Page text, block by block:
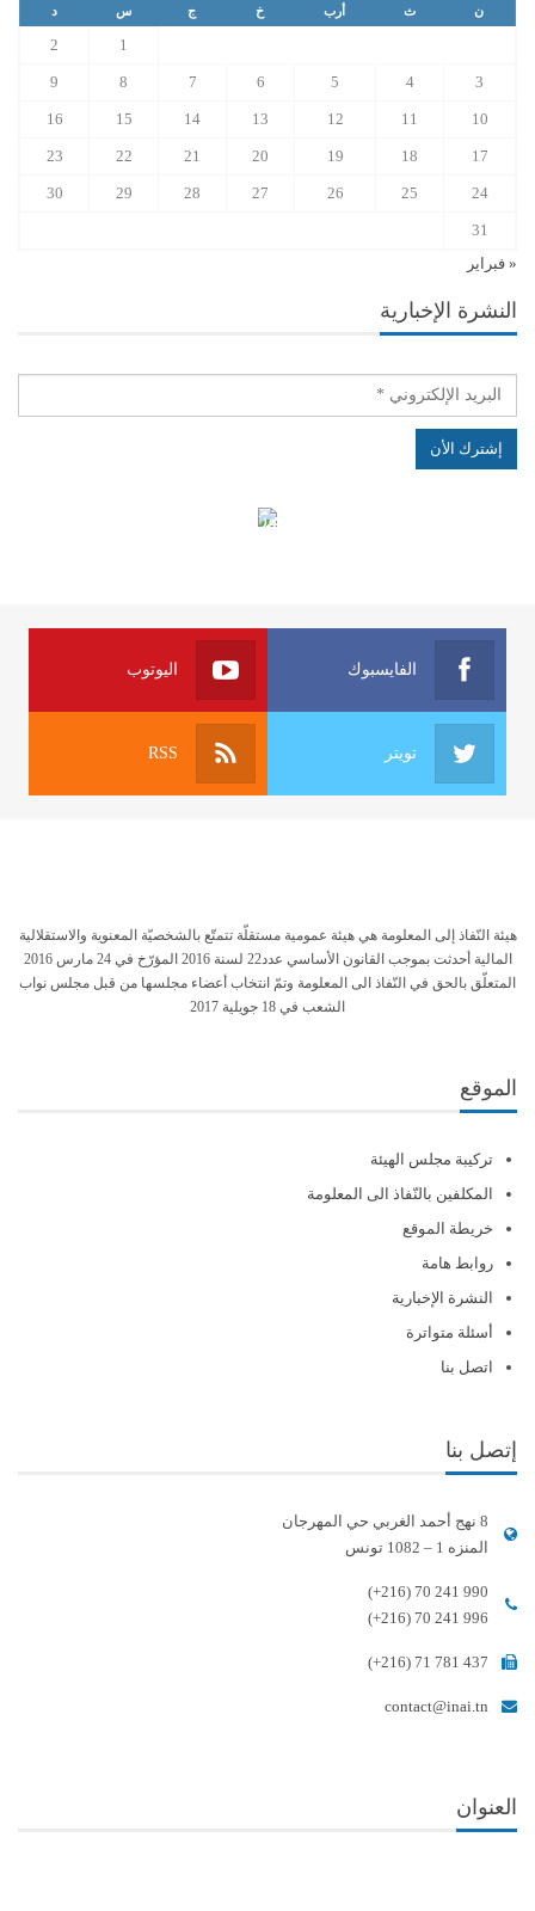
ن ث أرب خ ج س د
1
2
3
4
5
6
7
8
9
10
11
12
13
14
15
16
17
18
19
20
21
22
23
24
25
26
27
28
29
30
31
« فبراير
النشرة الإخبارية
الهياكل الخاضعة لقانون النفاذ إلى المعلومة
الفايسبوك اليوتوب
تويتر RSS
هيئة النّفاذ إلى المعلومة هي هيئة عمومية مستقلّة تتمتّع بالشخصيّة المعنوية والاستقلالية
المالية أحدثت بموجب القانون الأساسي عدد22 لسنة 2016 المؤرّخ في 24 مارس 2016
المتعلّق بالحق في النّفاذ الى المعلومة وتمّ انتخاب أعضاء مجلسها من قبل مجلس نواب
الشعب في 18 جويلية 2017
الموقع
تركيبة مجلس الهيئة
المكلفين بالنّفاذ الى المعلومة
خريطة الموقع
روابط هامة
النشرة الإخبارية
أسئلة متواترة
اتصل بنا
إتصل بنا
8 نهج أحمد الغربي حي المهرجان
المنزه 1 – 1082 تونس
(+216) 70 241 990
(+216) 70 241 996
(+216) 71 781 437
contact@inai.tn
العنوان